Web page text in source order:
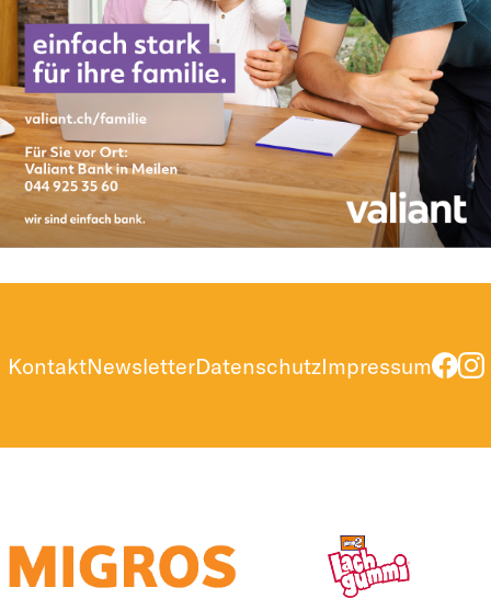
KontaktNewsletterDatenschutzImpressum